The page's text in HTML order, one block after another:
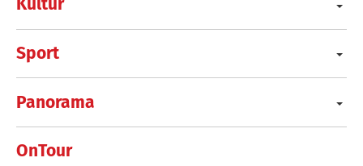
Sport
Panorama
OnTour